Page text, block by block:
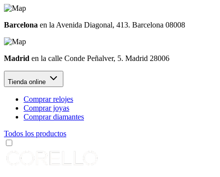
Barcelona en la Avenida Diagonal, 413. Barcelona 08008
Madrid en la calle Conde Peñalver, 5. Madrid 28006
Tienda online
Comprar relojes
Comprar joyas
Comprar diamantes
Todos los productos